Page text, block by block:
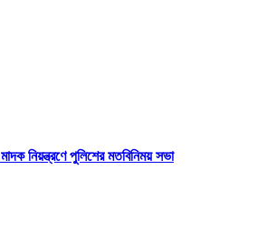
নিয়ন্ত্রণে পুলিশের মতবিনিময় সভা